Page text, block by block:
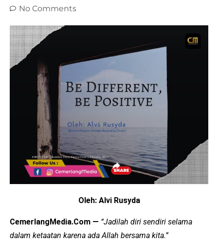
No Comments
Oleh: Alvi Rusyda
CemerlangMedia.Com — “Jadilah diri sendiri selama
dalam ketaatan karena ada Allah bersama kita.”